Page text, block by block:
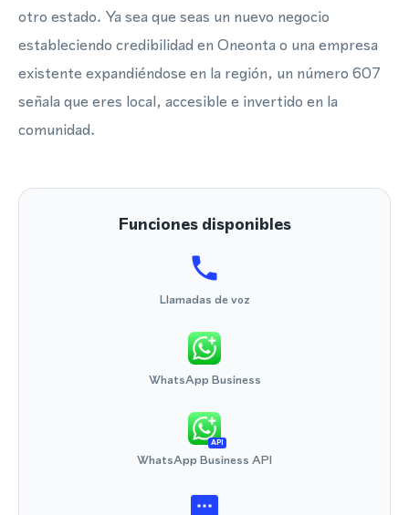
otro estado. Ya sea que seas un nuevo negocio
estableciendo credibilidad en Oneonta o una empresa
existente expandiéndose en la región, un número 607
señala que eres local, accesible e invertido en la
comunidad.
Funciones disponibles
Llamadas de voz
WhatsApp Business
API
WhatsApp Business API